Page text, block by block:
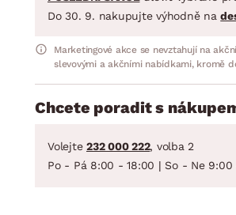
Do 30. 9. nakupujte výhodně na
Marketingové akce se nevztahují na
slevovými a akčními nabídkami, kromě
Chcete poradit s
Volejte 232 000 222, volba 2
Po - Pá 8:00 - 18:00 | So - Ne 9:00